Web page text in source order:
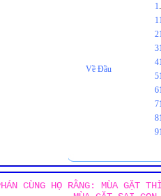
Về Đầu
1.
CÙNG HỌ RẰNG: MÙA GẶT